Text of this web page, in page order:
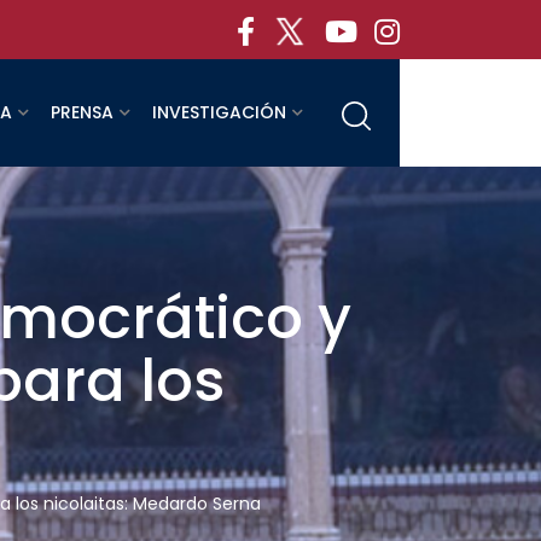
PRENSA INVESTIGACIÓN
y
los
los nicolaitas: Medardo Serna